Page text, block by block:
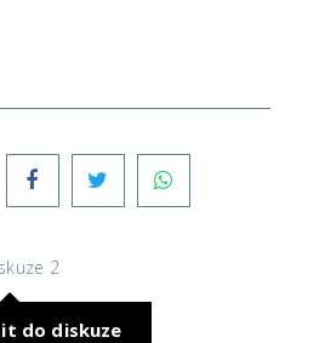
FacebookTwitter
2
do diskuze